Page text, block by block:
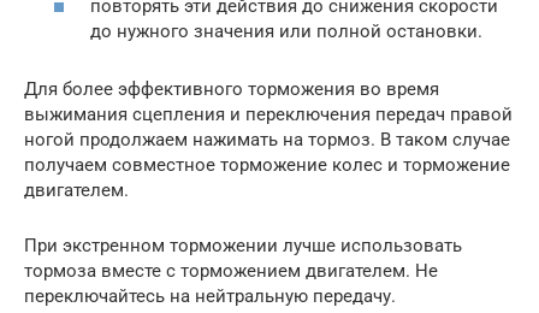
повторять эти действия до снижения скорости
до нужного значения или полной остановки.
Для более эффективного торможения во время
выжимания сцепления и переключения передач правой
ногой продолжаем нажимать на тормоз. В таком случае
получаем совместное торможение колес и торможение
двигателем.
При экстренном торможении лучше использовать
тормоза вместе с торможением двигателем. Не
переключайтесь на нейтральную передачу.